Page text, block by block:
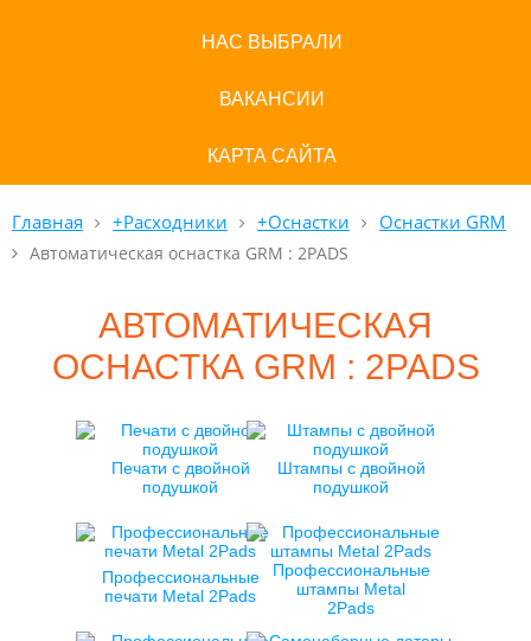
НАС ВЫБРАЛИ
ВАКАНСИИ
КАРТА САЙТА
Главная +Расходники +Оснастки Оснастки GRM
Автоматическая оснастка GRM : 2PADS
АВТОМАТИЧЕСКАЯ
ОСНАСТКА GRM : 2PADS
Печати с двойной
подушкой
Штампы с двойной
подушкой
Профессиональные
печати Metal 2Pads
Профессиональные
штампы Metal
2Pads